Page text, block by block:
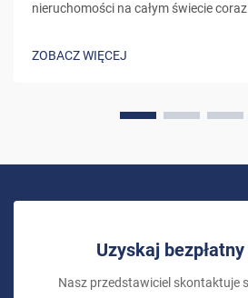
nieruchomości na całym świecie
domowego to coś więcej niż tylko
ZOBACZ WIĘCEJ
Uzyskaj
Nasz przedstawiciel skontaktuje